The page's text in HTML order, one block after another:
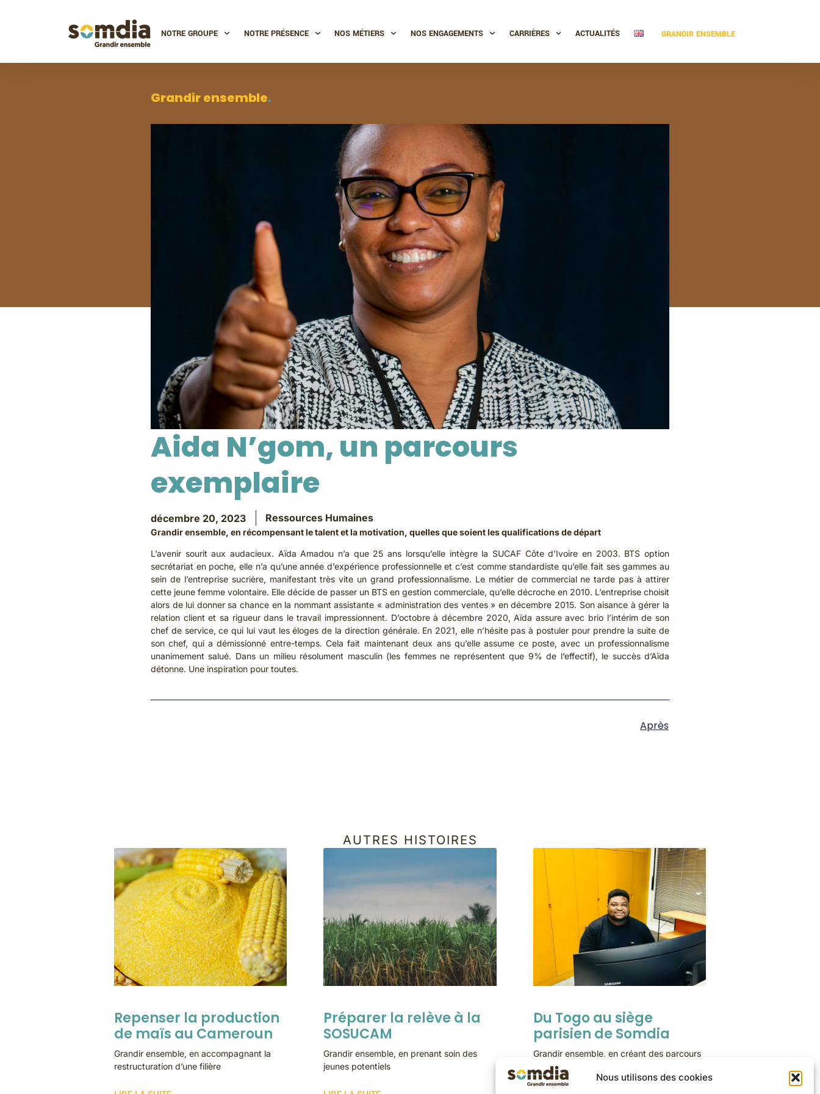
Nous utilisons des cookies
NOTRE GROUPE NOTRE PRÉSENCE NOS MÉTIERS NOS ENGAGEMENTS CARRIÈRES ACTUALITÉS GRANDIR ENSEMBLE
Grandir ensemble.
Aida N’gom, un parcours
exemplaire
décembre 20, 2023 Ressources Humaines
Grandir ensemble, en récompensant le talent et la motivation, quelles que soient les qualifications de départ
L’avenir sourit aux audacieux. Aïda Amadou n’a que 25 ans lorsqu’elle intègre la SUCAF Côte d’Ivoire en 2003. BTS option
secrétariat en poche, elle n’a qu’une année d’expérience professionnelle et c’est comme standardiste qu’elle fait ses gammes au
sein de l’entreprise sucrière, manifestant très vite un grand professionnalisme. Le métier de commercial ne tarde pas à attirer
cette jeune femme volontaire. Elle décide de passer un BTS en gestion commerciale, qu’elle décroche en 2010. L’entreprise choisit
alors de lui donner sa chance en la nommant assistante « administration des ventes » en décembre 2015. Son aisance à gérer la
relation client et sa rigueur dans le travail impressionnent. D’octobre à décembre 2020, Aïda assure avec brio l’intérim de son
chef de service, ce qui lui vaut les éloges de la direction générale. En 2021, elle n’hésite pas à postuler pour prendre la suite de
son chef, qui a démissionné entre-temps. Cela fait maintenant deux ans qu’elle assume ce poste, avec un professionnalisme
unanimement salué. Dans un milieu résolument masculin (les femmes ne représentent que 9% de l’effectif), le succès d’Aïda
détonne. Une inspiration pour toutes.
Après
AUTRES HISTOIRES
Repenser la production
de maïs au Cameroun
Grandir ensemble, en accompagnant la
restructuration d’une filière
Préparer la relève à la
SOSUCAM
Grandir ensemble, en prenant soin des
jeunes potentiels
Du Togo au siège
parisien de Somdia
Grandir ensemble, en créant des parcours
sur mesure, adaptés aux envies de chacun